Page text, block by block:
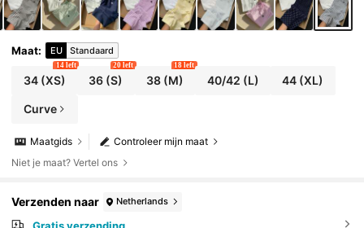
Maat: EU Standaard
34(XS)
14 left
36 (S)
20 left
38(M)
18 left
40/42 (L) 44 (XL)
Curve
Controleer mijn maat
Maatgids
Niet je maat? Vertel ons
Verzenden naar Netherlands